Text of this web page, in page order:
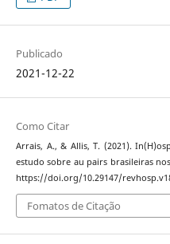
Publicado
2021-12-22
Como Citar
Arrais, A., & Allis, T. (2021).
estudo sobre au pairs brasileiras nos
https://doi.org/10.29147/
Fomatos de Citação